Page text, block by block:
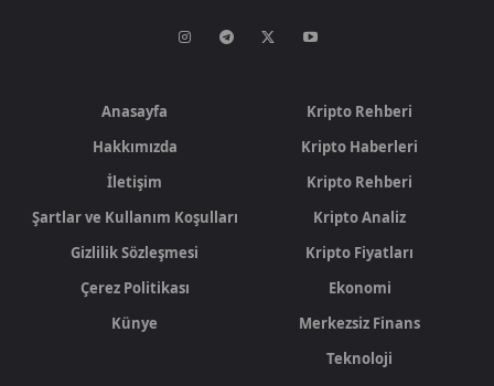
Anasayfa
Hakkımızda
İletişim
Şartlar ve Kullanım Koşulları
Gizlilik Sözleşmesi
Çerez Politikası
Künye
Kripto Rehberi
Kripto Haberleri
Kripto Rehberi
Kripto Analiz
Kripto Fiyatları
Ekonomi
Merkezsiz Finans
Teknoloji